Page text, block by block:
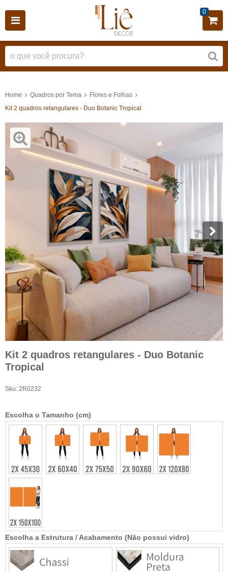
0
Home Quadros por Tema
Flores e Folhas
Kit 2 quadros retangulares - Duo Botanic Tropical
Kit 2 quadros retangulares - Duo Botanic
Tropical
Sku: 2R0232
Escolha a Estrutura / Acabamento (Não possui vidro)
Escolha o Tamanho (cm)